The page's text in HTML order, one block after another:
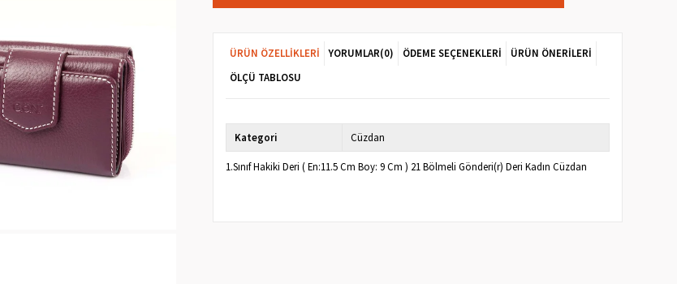
ÜRÜN ÖZELLIKLERI YORUMLAR(0) ÖDEME SEÇENEKLERI
ÜRÜN ÖNERILERI
ÖLÇÜ TABLOSU
Kategori Cüzdan
1.Sınıf Hakiki Deri ( En:11.5 Cm Boy: 9 Cm ) 21 Bölmeli Gönderi(r) Deri Kadın Cüzdan